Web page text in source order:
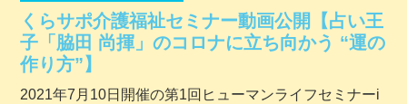
くらサポ介護福祉セミナー動画公開【占い王
子「脇田 尚揮」のコロナに立ち向かう “運の
作り方”】
2021年7月10日開催の第1回ヒューマンライフセミナーi